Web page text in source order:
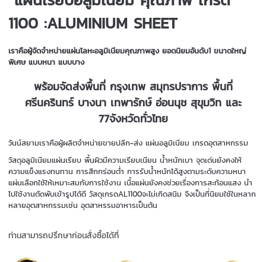
1100 :ALUMINIUM SHEET
เราคือผู้จัดจำหน่ายแผ่นโลหะอลูมิเนียมคุณภาพสูง ยอดนิยมอันดับ1 ขนาดใหญ่
พิเศษ แบบหนา แบบบาง
พร้อมจัดส่งพื้นที่ กรุงเทพ สมุทรปราการ พื้นที่
ศรีนครินทร์ บางนา เทพารักษ์ อ่อนนุช สุขุมวิท และ
77จังหวัดทั่วไทย
วันน์สยามเราคือผู้ผลิตจำหน่ายขายปลีก-ส่ง แผ่นอลูมิเนียม เกรดอุตสาหกรรม
วัสดุอลูมิเนียมแผ่นเรียบ พื้นผิวมีความเรียบเนียน น้ำหนักเบา จุดเด่นยังคงให้
ความแข็งแรงทนทาน การสึกกร่อนต่ำ การรับน้ำหนักได้สูงตามระดับความหนา
แผ่นเลือกใช้ให้เหมาะสมกับการใช้งาน เนื้อแผ่นยังคงช่วยเรื่องการสะท้อนแสง นำ
ไปใช้งานตัดพับเข้ารูปได้ดี วัสดุเกรดAL1100จะไม่เกิดสนิม จึงเป็นที่นิยมใช้ในหลาก
หลายอุตสาหกรรมเช่น อุตสาหรรมอาหารเป็นต้น
ท่านสามารถปรึกษาก่อนสั่งซื้อได้ที่